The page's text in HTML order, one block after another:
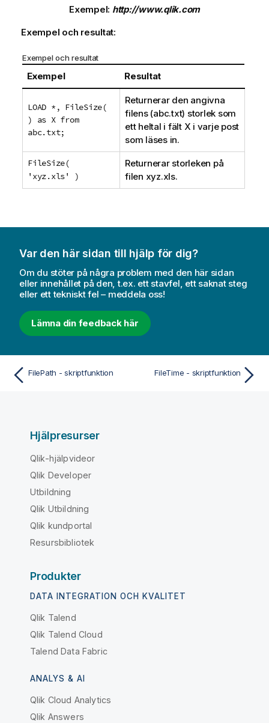
Exempel: http://www.qlik.com
Exempel och resultat:
Exempel och resultat
Exempel Resultat
LOAD *, FileSize(
) as X from
abc.txt;
Returnerar den angivna
filens (abc.txt) storlek som
ett heltal i fält X i varje post
som läses in.
FileSize(
'xyz.xls' )
Returnerar storleken på
filen xyz.xls.
Var den här sidan till hjälp för dig?
Om du stöter på några problem med den här sidan
eller innehållet på den, t.ex. ett stavfel, ett saknat steg
eller ett tekniskt fel – meddela oss!
Lämna din feedback här
FilePath - skriptfunktion FileTime - skriptfunktion
Hjälpresurser
Qlik-hjälpvideor
Qlik Developer
Utbildning
Qlik Utbildning
Qlik kundportal
Resursbibliotek
Produkter
DATA INTEGRATION OCH KVALITET
Qlik Talend
Qlik Talend Cloud
Talend Data Fabric
ANALYS & AI
Qlik Cloud Analytics
Qlik Answers